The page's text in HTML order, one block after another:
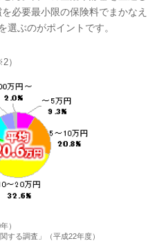
必要最小限の保険料でまかなえ
選ぶのがポイントです。
）
）
する調査」（平成22年度）